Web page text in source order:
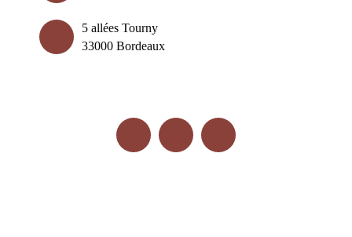
5 allées Tourny
33000 Bordeaux